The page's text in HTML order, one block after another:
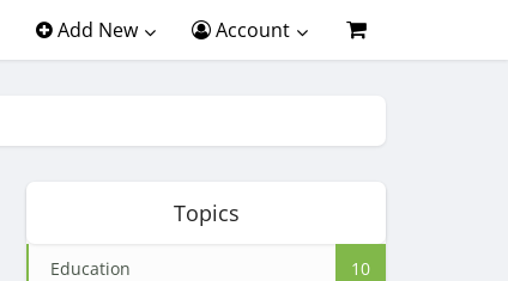
Add New Account
Topics
Education 10